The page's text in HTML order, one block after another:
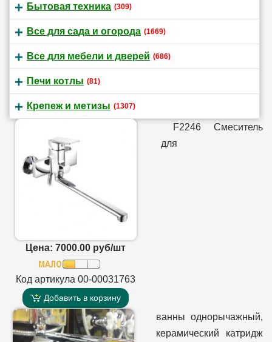
Бытовая техника (309)
Все для сада и огорода (1669)
Все для мебели и дверей (686)
Печи котлы (81)
Крепеж и метизы (1307)
Цена: 7000.00 руб/шт
Код артикула 00-00031763
Добавить в корзину
F2246 Смеситель
для
ванны однорычажный,
керамический катридж